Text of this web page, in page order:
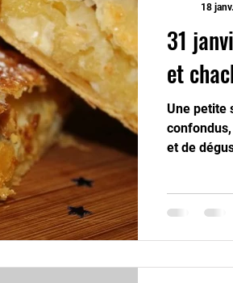
31
et
Une petite
et de
18